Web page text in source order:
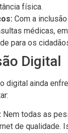
física.
Com a
médicas,
para os
Digital
digital ainda
Nem todas as
de qualidade.